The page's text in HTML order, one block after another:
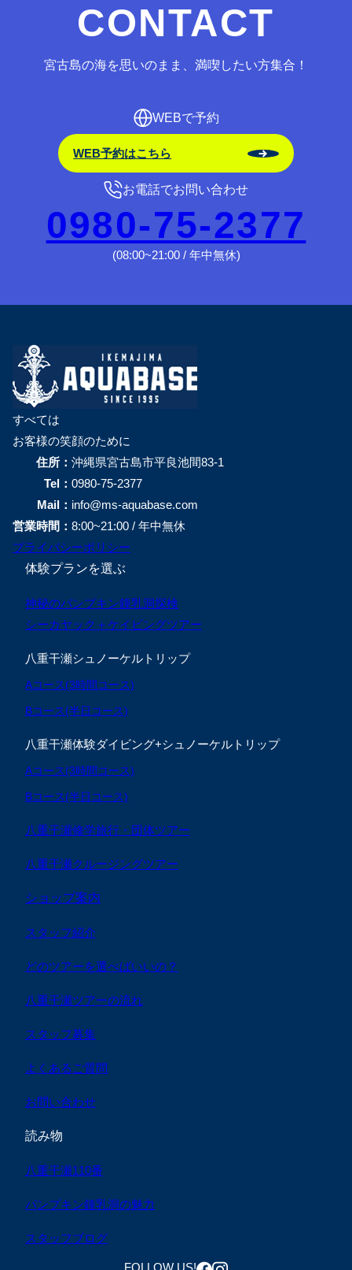
CONTACT
宮古島の海を思いのまま、満喫したい方集合！
WEBで予約
WEB予約はこちら
お電話でお問い合わせ
0980-75-2377
(08:00~21:00 / 年中無休)
すべては
お客様の笑顔のために
住所： 沖縄県宮古島市平良池間83-1
Tel： 0980-75-2377
Mail： info@ms-aquabase.com
営業時間： 8:00~21:00 / 年中無休
プライバシーポリシー
体験プランを選ぶ
神秘のパンプキン鍾乳洞探検
シーカヤック＋ケイビングツアー
八重干瀬シュノーケルトリップ
Aコース(3時間コース)
Bコース(半日コース)
八重干瀬体験ダイビング+シュノーケルトリップ
Aコース(3時間コース)
Bコース(半日コース)
八重干瀬修学旅行・団体ツアー
八重干瀬クルージングツアー
ショップ案内
スタッフ紹介
どのツアーを選べばいいの？
八重干瀬ツアーの流れ
スタッフ募集
よくあるご質問
お問い合わせ
読み物
八重干瀬110番
パンプキン鍾乳洞の魅力
スタッフブログ